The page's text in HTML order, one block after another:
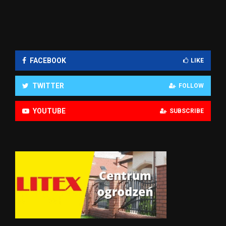
FACEBOOK LIKE
TWITTER FOLLOW
YOUTUBE SUBSCRIBE